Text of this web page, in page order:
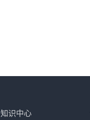
知识中心